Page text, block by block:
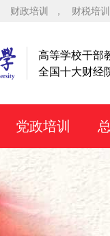
财政培训 ， 财税培训
高等学校干部
全国十大财经
党政培训